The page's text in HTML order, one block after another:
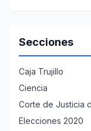
Secciones
Caja Trujillo
Ciencia
Corte de Justicia
Elecciones 2020